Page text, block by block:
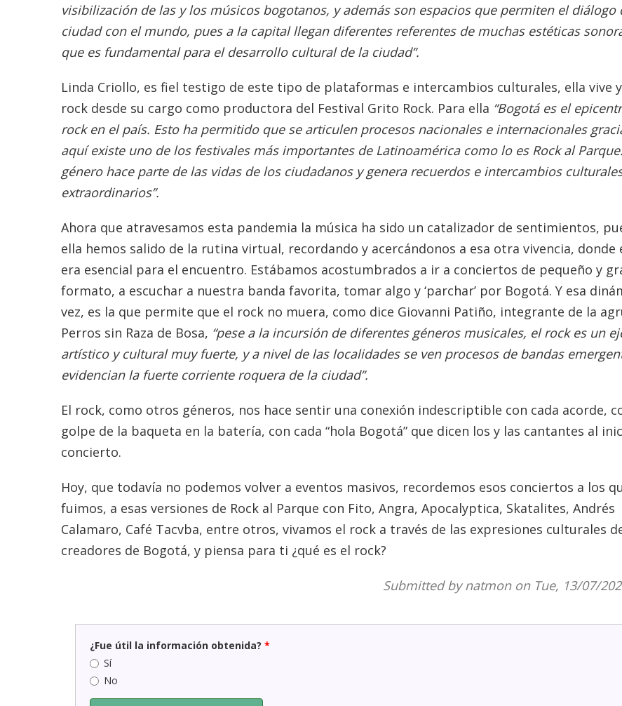
visibilización de las y los músicos bogotanos, y además son espacios que permiten el diálogo
ciudad con el mundo, pues a la capital llegan diferentes referentes de muchas estéticas
que es fundamental para el desarrollo cultural de la ciudad”.
Linda Criollo, es fiel testigo de este tipo de plataformas e intercambios culturales, ella vive
rock desde su cargo como productora del Festival Grito Rock. Para ella “Bogotá es el
rock en el país. Esto ha permitido que se articulen procesos nacionales e internacionales
aquí existe uno de los festivales más importantes de Latinoamérica como lo es Rock al
género hace parte de las vidas de los ciudadanos y genera recuerdos e intercambios
extraordinarios”.
Ahora que atravesamos esta pandemia la música ha sido un catalizador de sentimientos,
ella hemos salido de la rutina virtual, recordando y acercándonos a esa otra vivencia, donde
era esencial para el encuentro. Estábamos acostumbrados a ir a conciertos de pequeño y
formato, a escuchar a nuestra banda favorita, tomar algo y ‘parchar’ por Bogotá. Y esa
vez, es la que permite que el rock no muera, como dice Giovanni Patiño, integrante de la
Perros sin Raza de Bosa, “pese a la incursión de diferentes géneros musicales, el rock es un
artístico y cultural muy fuerte, y a nivel de las localidades se ven procesos de bandas
evidencian la fuerte corriente roquera de la ciudad”.
El rock, como otros géneros, nos hace sentir una conexión indescriptible con cada acorde,
golpe de la baqueta en la batería, con cada “hola Bogotá” que dicen los y las cantantes al
concierto.
Hoy, que todavía no podemos volver a eventos masivos, recordemos esos conciertos a los
fuimos, a esas versiones de Rock al Parque con Fito, Angra, Apocalyptica, Skatalites, Andrés
Calamaro, Café Tacvba, entre otros, vivamos el rock a través de las expresiones culturales
creadores de Bogotá, y piensa para ti ¿qué es el rock?
Submitted by natmonon Tue, 13/07/
¿Fue útil la información obtenida? *
Sí
No